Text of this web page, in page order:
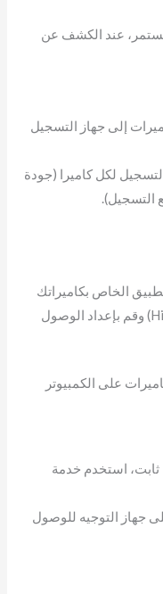
عند الكشف عن
إلى جهاز التسجيل
لكل كاميرا (جودة
التسجيل).
الخاص بكاميراتك
(مثل iVMS-4500 أو Hik-Connect) وقم بإعداد الوصول
على الكمبيوتر
إذا لم يكن لديك عنوان IP ثابت، استخدم خدمة
جهاز التوجيه للوصول